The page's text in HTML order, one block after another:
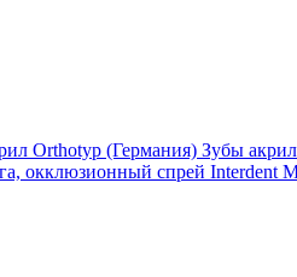
Orthotyp (Германия) Зубы
окклюзионный спрей Interdent